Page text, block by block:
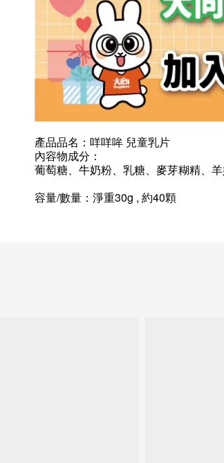
產品品名：咩咩哞 兒童乳片
內容物成分：
葡萄糖、牛奶粉、乳糖、麥芽糊精、
容量/數量：淨重30g , 約40顆